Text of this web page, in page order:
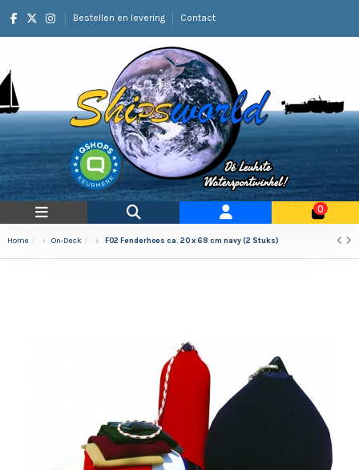
Bestellen en levering Contact
0
Home On-Deck F02 Fenderhoes ca. 20 x 68 cm navy (2 Stuks)